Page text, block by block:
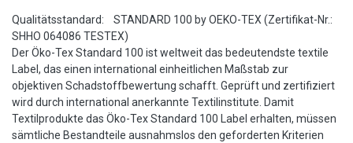
Qualitätsstandard: STANDARD 100 by OEKO-TEX (Zertifikat-Nr.:
SHHO 064086 TESTEX)
Der Öko-Tex Standard 100 ist weltweit das bedeutendste textile
Label, das einen international einheitlichen Maßstab zur
objektiven Schadstoffbewertung schafft. Geprüft und zertifiziert
wird durch international anerkannte Textilinstitute. Damit
Textilprodukte das Öko-Tex Standard 100 Label erhalten, müssen
sämtliche Bestandteile ausnahmslos den geforderten Kriterien